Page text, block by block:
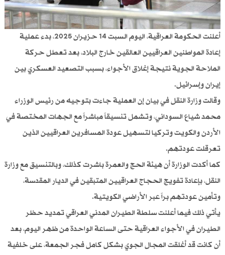
أعلنت الحكومة العراقية، اليوم السبت 14 حزيران 2025، بدء عملية
إعادة المواطنين العراقيين العالقين خارج البلاد، بعد تعطل حركة
الملاحة الجوية نتيجة إغلاق الأجواء، بسبب التصعيد العسكري بين
إيران وإسرائيل.
وقالت وزارة النقل في بيان إن العملية جاءت بتوجيه من رئيس الوزراء
محمد شياع السوداني، وتشمل تنسيقاً مباشراً مع الجهات المختصة في
الأردن والكويت وتركيا لتسهيل عودة المسافرين العراقيين الذين
تعرقلت عودتهم.
كما أكدت الوزارة أن هيئة الحج والعمرة باشرت كذلك، وبالتنسيق مع وزارة
النقل، بإعادة تفويج الحجاج العراقيين المتبقين في الديار المقدسة،
وتأمين عودتهم براً عبر الأراضي الكويتية.
يأتي ذلك فيما أعلنت سلطة الطيران المدني العراقي تمديد حظر
الطيران في الأجواء العراقية حتى الساعة الواحدة من ظهر اليوم، بعد
أن كانت قد أغلقت المجال الجوي بشكل كامل فجر الجمعة، على خلفية